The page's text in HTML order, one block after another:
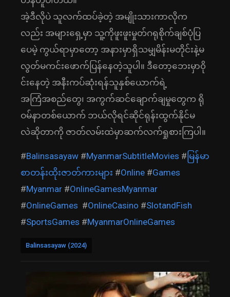
အဲ့ဒီလိုပဲ သူလက်ထပ်ခဲ့တဲ့ အမျိုးသားကာလိုက
လည်း အများရှေ့မှာ သူ့ကိုဖူးဖူးမှုတ်ဂရုစိုက်ချစ်ပုံပြ
ပေမဲ့ ကွယ်ရာမှာတော့ အနားမှာရှိသမျှမိန်းမတိုင်းနဲ့မ
လွတ်မကင်းဖောက်ပြန်နေတဲ့သူပါ။ ဒီတော့ဘေးမှာ၀ို
င်းနေတဲ့ အနီးကပ်ဆုံးရန်သူနှစ်ယောက်ရဲ့
အကြံအစည်တွေ၊ အကွက်ဆင်ချောက်ချမှုတွေက ရို
ဝမ်နာတစ်ယောက် ဘယ်လိုရင်ဆိုင်ရုန်းထွက်နိုင်မ
လဲဆိုတာကို ဇာတ်လမ်းထဲမှာဆက်လက်ရှုစားကြပါ။
#Balinsasayaw #MyanmarSubtitleMovies # မြန်မာ
စာတန်းထိုးဇာတ်ကားများ #Online #Games
#Myanmar #OnlineGamesMyanmar
#OnlineGames #OnlineCasino #SlotandFish
#SportsGames #MyanmarOnlineGames
Balinsasayaw (2024)